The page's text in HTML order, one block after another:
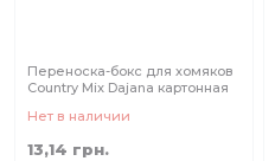
Переноска-бокс для хомяков
Country Mix Dajana картонная
Нет в наличии
13,14 грн.